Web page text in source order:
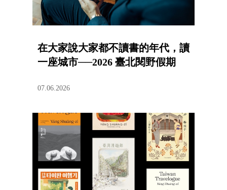
在大家說大家都不讀書的年代，讀
一座城市──2026 臺北閱野假期
07.06.2026